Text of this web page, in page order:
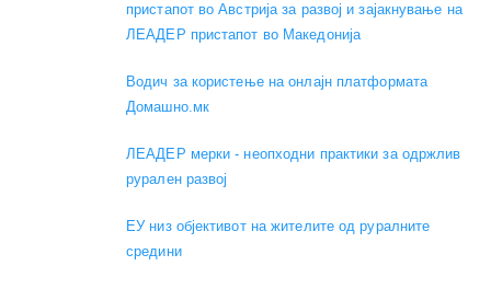
пристапот во Австрија за развој и зајакнување на
ЛЕАДЕР пристапот во Македонија
Водич за користење на онлајн платформата
Домашно.мк
ЛЕАДЕР мерки - неопходни практики за одржлив
рурален развој
ЕУ низ објективот на жителите од руралните
средини